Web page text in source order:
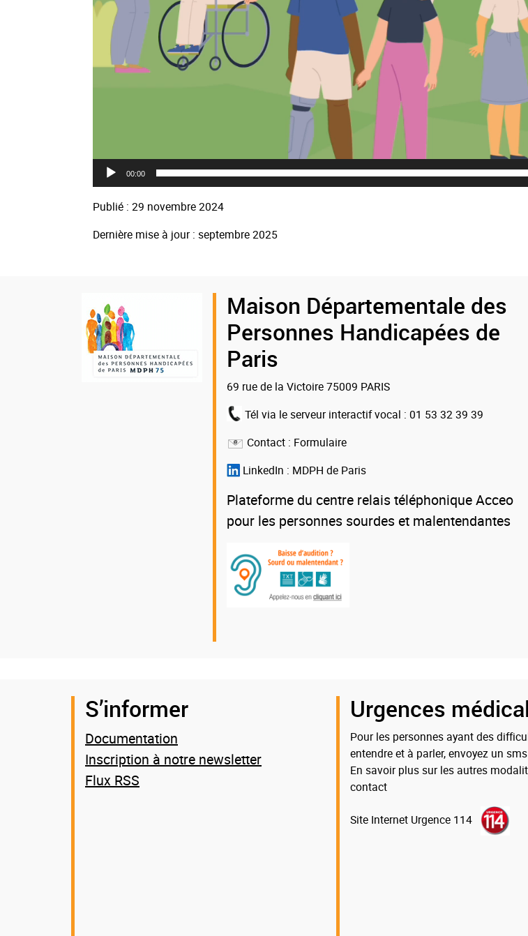
00:00
Publié : 29 novembre 2024
Dernière mise à jour : septembre 2025
Logo
de
la
Maison Départementale des
Personnes Handicapées de
Paris
69 rue de la Victoire 75009 PARIS
Tél via le serveur interactif vocal : 01 53 32 39 39
Contact : Formulaire
LinkedIn : MDPH de Paris
Plateforme du centre relais téléphonique Acceo
pour les personnes sourdes et malentendantes
S’informer
Documentation
Inscription à notre newsletter
Flux RSS
Urgences
Pour les personnes ayant des
entendre et à parler, envoyez un
En savoir plus sur les autres
contact
Site Internet Urgence 114